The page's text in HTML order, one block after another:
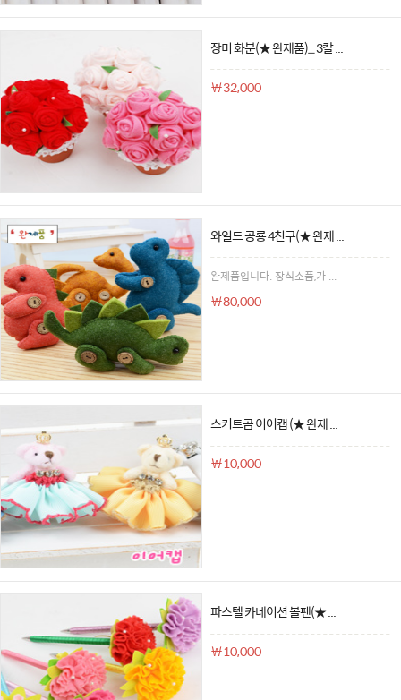
장미 화분(★ 완제품)_ 3칼 ...
￦32,000
와일드 공룡 4친구(★ 완제 ...
완제품입니다. 장식소품,가 ...
￦80,000
스커트곰 이어캡 (★ 완제 ...
￦10,000
파스텔 카네이션 볼펜(★ ...
￦10,000